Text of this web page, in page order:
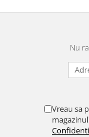
Nu
Vreau sa